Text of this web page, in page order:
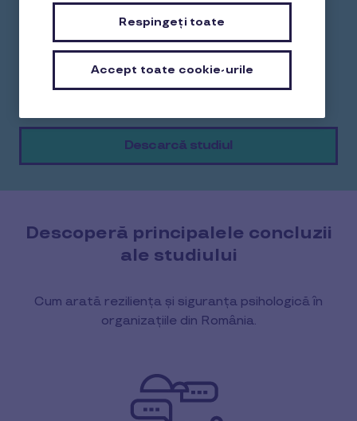
Află de ce reziliența și siguranța psihologică sunt
pilonii strategici ai unei culturi organizaționale
sănătoase.
Descarcă studiul
Descoperă principalele concluzii
ale studiului
Cum arată reziliența și siguranța psihologică în
organizațiile din România.
Respingeți toate
Accept toate cookie-urile